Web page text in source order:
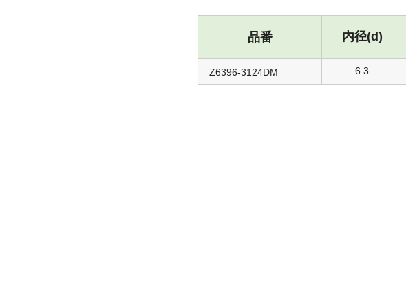
品番 内径(d)
Z6396-3124DM 6.3